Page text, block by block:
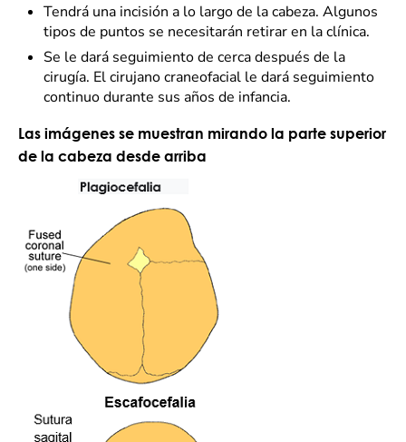
Tendrá una incisión a lo largo de la cabeza. Algunos
tipos de puntos se necesitarán retirar en la clínica.
Se le dará seguimiento de cerca después de la
cirugía. El cirujano craneofacial le dará seguimiento
continuo durante sus años de infancia.
Las imágenes se muestran mirando la parte superior
de la cabeza desde arriba